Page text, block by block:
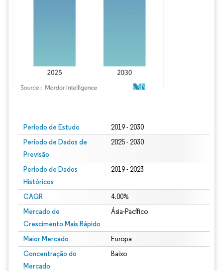
Período de Estudo 2019 - 2030
Período de Dados de
Previsão
2025 - 2030
Período de Dados
Históricos
2019 - 2023
CAGR 4.00%
Mercado de
Crescimento Mais Rápido
Ásia-Pacífico
Maior Mercado Europa
Concentração do
Mercado
Baixo